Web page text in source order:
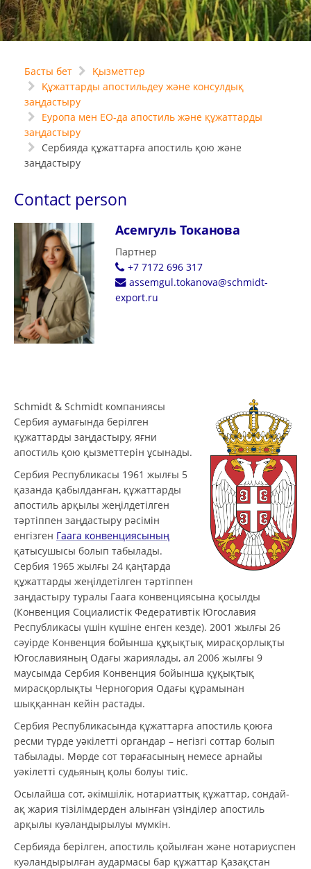
Басты бет
Қызметтер
Құжаттарды апостильдеу және консулдық
заңдастыру
Еуропа мен ЕО-да апостиль және құжаттарды
заңдастыру
Сербияда құжаттарға апостиль қою және
заңдастыру
Contact person
Асемгуль Токанова
Партнер
+7 7172 696 317
assemgul.tokanova@schmidt-
export.ru
Schmidt & Schmidt компаниясы
Сербия аумағында берілген
құжаттарды заңдастыру, яғни
апостиль қою қызметтерін ұсынады.
Сербия Республикасы 1961 жылғы 5
қазанда қабылданған, құжаттарды
апостиль арқылы жеңілдетілген
тәртіппен заңдастыру рәсімін
енгізген Гаага конвенциясының
қатысушысы болып табылады.
Сербия 1965 жылғы 24 қаңтарда
құжаттарды жеңілдетілген тәртіппен
заңдастыру туралы Гаага конвенциясына қосылды
(Конвенция Социалистік Федеративтік Югославия
Республикасы үшін күшіне енген кезде). 2001 жылғы 26
сәуірде Конвенция бойынша құқықтық мирасқорлықты
Югославияның Одағы жариялады, ал 2006 жылғы 9
маусымда Сербия Конвенция бойынша құқықтық
мирасқорлықты Черногория Одағы құрамынан
шыққаннан кейін растады.
Сербия Республикасында құжаттарға апостиль қоюға
ресми түрде уәкілетті органдар – негізгі соттар болып
табылады. Мөрде сот төрағасының немесе арнайы
уәкілетті судьяның қолы болуы тиіс.
Осылайша сот, әкімшілік, нотариаттық құжаттар, сондай-
ақ жария тізілімдерден алынған үзінділер апостиль
арқылы куәландырылуы мүмкін.
Сербияда берілген, апостиль қойылған және нотариуспен
куәландырылған аудармасы бар құжаттар Қазақстан